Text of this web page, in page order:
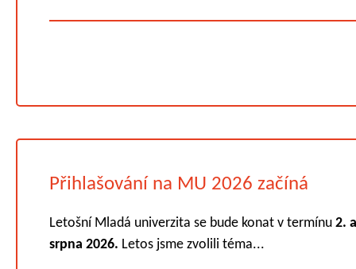
Přihlašování na MU 2026 začíná
Letošní Mladá univerzita se bude konat v termínu 2.
srpna 2026. Letos jsme zvolili téma...